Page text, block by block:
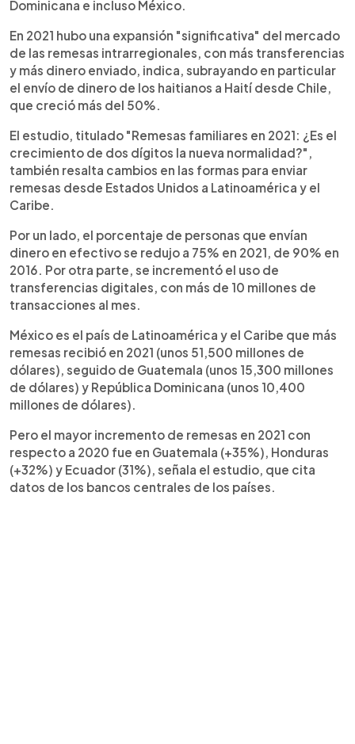
Dominicana e incluso México.
En 2021 hubo una expansión "significativa" del mercado
de las remesas intrarregionales, con más transferencias
y más dinero enviado, indica, subrayando en particular
el envío de dinero de los haitianos a Haití desde Chile,
que creció más del 50%.
El estudio, titulado "Remesas familiares en 2021: ¿Es el
crecimiento de dos dígitos la nueva normalidad?",
también resalta cambios en las formas para enviar
remesas desde Estados Unidos a Latinoamérica y el
Caribe.
Por un lado, el porcentaje de personas que envían
dinero en efectivo se redujo a 75% en 2021, de 90% en
2016. Por otra parte, se incrementó el uso de
transferencias digitales, con más de 10 millones de
transacciones al mes.
México es el país de Latinoamérica y el Caribe que más
remesas recibió en 2021 (unos 51,500 millones de
dólares), seguido de Guatemala (unos 15,300 millones
de dólares) y República Dominicana (unos 10,400
millones de dólares).
Pero el mayor incremento de remesas en 2021 con
respecto a 2020 fue en Guatemala (+35%), Honduras
(+32%) y Ecuador (31%), señala el estudio, que cita
datos de los bancos centrales de los países.